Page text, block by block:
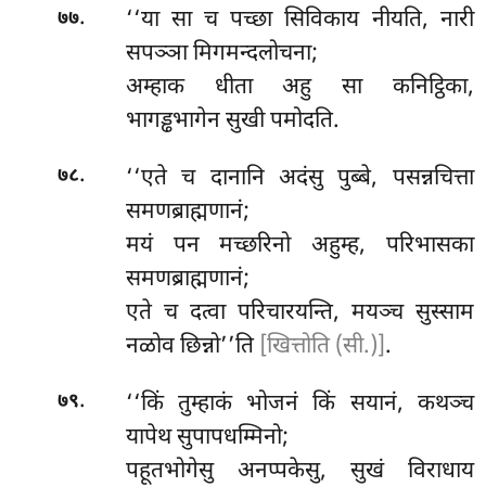
७७.
‘‘या सा च पच्छा सिविकाय नीयति, नारी
सपञ्ञा मिगमन्दलोचना;
अम्हाक धीता अहु सा कनिट्ठिका,
भागड्ढभागेन सुखी पमोदति.
७८. ‘‘एतेच दानानि अदंसु पुब्बे, पसन्नचित्ता
समणब्राह्मणानं;
मयं पन मच्छरिनो अहुम्ह, परिभासका
समणब्राह्मणानं;
एते च दत्वा परिचारयन्ति, मयञ्च सुस्साम
नळोव छिन्नो’’ति [खित्तोति (सी.)].
७९.
‘‘किं तुम्हाकं भोजनं किं सयानं, कथञ्च
यापेथ सुपापधम्मिनो;
पहूतभोगेसु अनप्पकेसु, सुखं विराधाय